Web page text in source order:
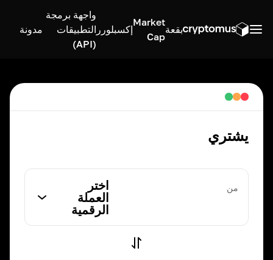
بقعة
Market
Cap
إكسبلورر
واجهة برمجة
التطبيقات
(API)
مدونة
يشتري
من
اختر
العملة
الرقمية